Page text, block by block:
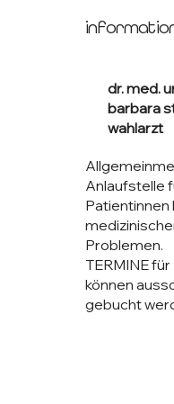
dr. med.
barbara
wahlarzt
Anlaufstelle
Patientinnen
Problemen.
TERMINE
können
gebucht